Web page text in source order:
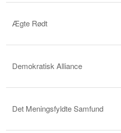
Ægte Rødt
Demokratisk Alliance
Det Meningsfyldte Samfund